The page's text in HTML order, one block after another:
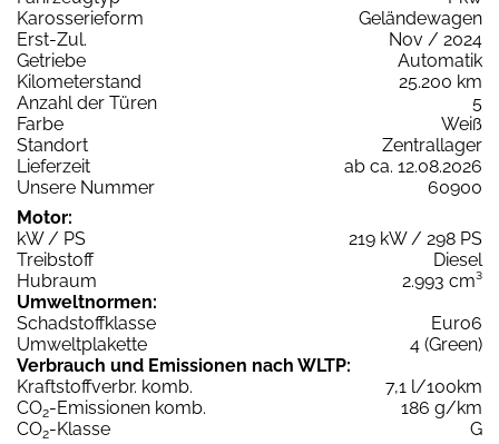
Karosserieform
Geländewagen
Erst-Zul.
Nov / 2024
Getriebe
Automatik
Kilometerstand
25.200 km
Anzahl der Türen
5
Farbe
Weiß
Standort
Zentrallager
Lieferzeit
ab ca. 12.08.2026
Unsere Nummer
60900
Motor:
kW / PS
219 kW / 298 PS
Treibstoff
Diesel
Hubraum
2.993 cm³
Umweltnormen:
Schadstoffklasse
Euro6
Umweltplakette
4 (Green)
Verbrauch und Emissionen nach WLTP:
Kraftstoffverbr. komb.
7,1 l/100km
CO2-Emissionen komb.
186 g/km
CO2-Klasse
G